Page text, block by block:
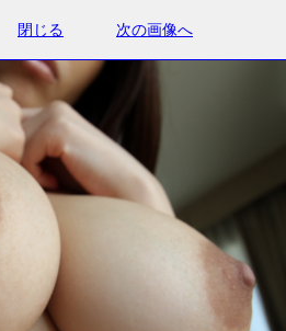
閉じる 次の画像へ